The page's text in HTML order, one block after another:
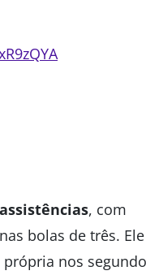
, com
bolas de três.
nos